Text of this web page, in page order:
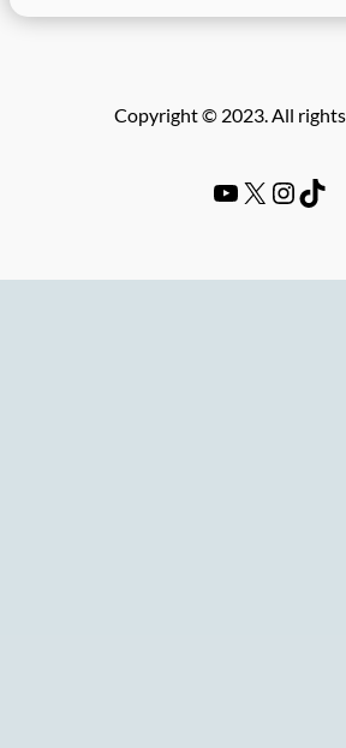
Copyright © 2023. All
YouTube # Instagram TikTok